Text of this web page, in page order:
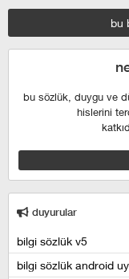
bu
bu sözlük, duygu ve
hislerini
duyurular
bilgi sözlük v5
bilgi sözlük android